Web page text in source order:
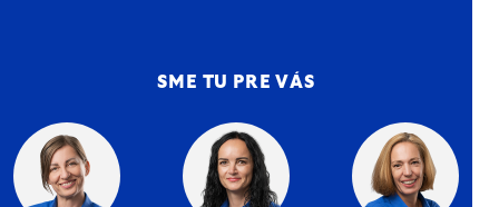
SME TU PRE VÁS